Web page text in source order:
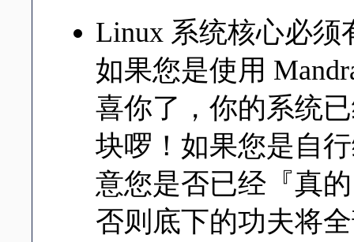
Linux 系统核心必须
如果您是使用
喜你了，你的系统
块啰！如果您是自
意您是否已经『真
否则底下的功夫将